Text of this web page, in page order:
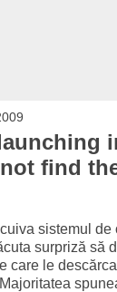
find
sistemul de
surpriză să
care le